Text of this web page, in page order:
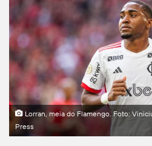
Lorran, meia do Flamengo. Foto:
Press